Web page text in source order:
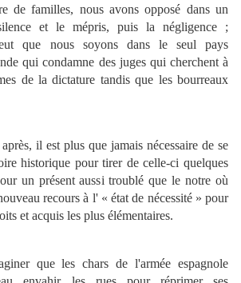
de familles, nous avons opposé dans un
et le mépris, puis la négligence ;
que nous soyons dans le seul pays
qui condamne des juges qui cherchent à
de la dictature tandis que les bourreaux
il est plus que jamais nécessaire de se
historique pour tirer de celle-ci quelques
un présent aussi troublé que le notre où
recours à l' « état de nécessité » pour
et acquis les plus élémentaires.
que les chars de l'armée espagnole